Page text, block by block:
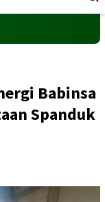
Babinsa
Spanduk